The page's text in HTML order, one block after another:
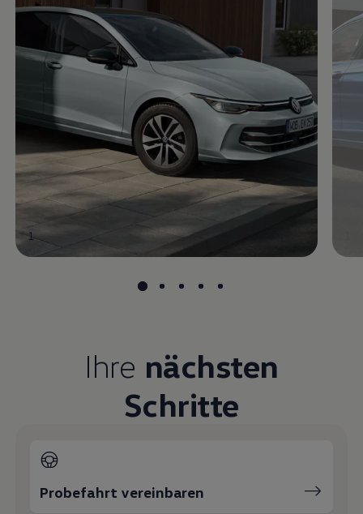
1
Ihre nächsten
Schritte
Probefahrt vereinbaren